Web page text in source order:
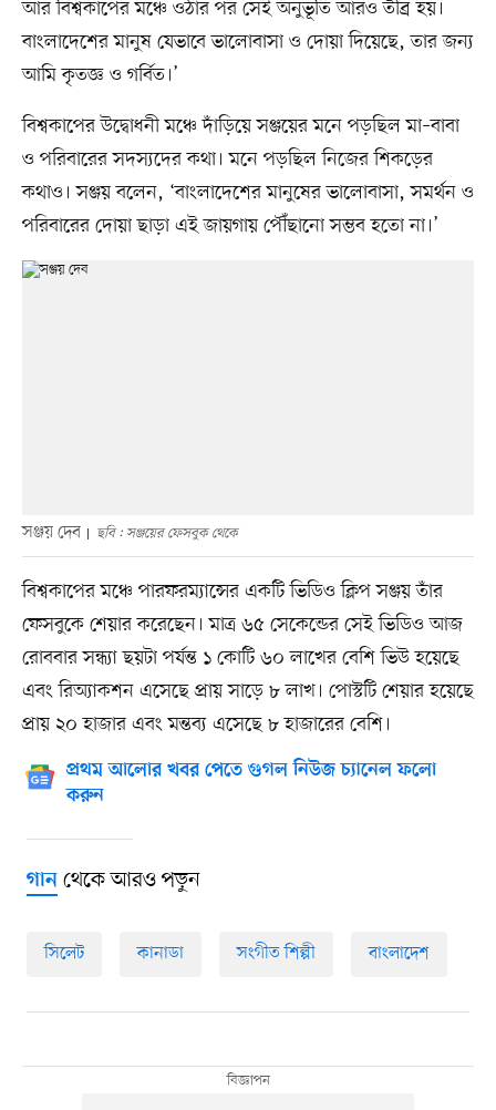
আর বিশ্বকাপের মঞ্চে ওঠার পর সেই অনুভূতি আরও তীব্র হয়।
বাংলাদেশের মানুষ যেভাবে ভালোবাসা ও দোয়া দিয়েছে, তার জন্য
আমি কৃতজ্ঞ ও গর্বিত।’
বিশ্বকাপের উদ্বোধনী মঞ্চে দাঁড়িয়ে সঞ্জয়ের মনে পড়ছিল মা–বাবা
ও পরিবারের সদস্যদের কথা। মনে পড়ছিল নিজের শিকড়ের
কথাও। সঞ্জয় বলেন, ‘বাংলাদেশের মানুষের ভালোবাসা, সমর্থন ও
পরিবারের দোয়া ছাড়া এই জায়গায় পৌঁছানো সম্ভব হতো না।’
সঞ্জয় দেব ছবি : সঞ্জয়ের ফেসবুক থেকে
বিশ্বকাপের মঞ্চে পারফরম্যান্সের একটি ভিডিও ক্লিপ সঞ্জয় তাঁর
ফেসবুকে শেয়ার করেছেন। মাত্র ৬৫ সেকেন্ডের সেই ভিডিও আজ
রোববার সন্ধ্যা ছয়টা পর্যন্ত ১ কোটি ৬০ লাখের বেশি ভিউ হয়েছে
এবং রিঅ্যাকশন এসেছে প্রায় সাড়ে ৮ লাখ। পোস্টটি শেয়ার হয়েছে
প্রায় ২০ হাজার এবং মন্তব্য এসেছে ৮ হাজারের বেশি।
প্রথম আলোর খবর পেতে গুগল নিউজ চ্যানেল ফলো
করুন
গানথেকে আরও পড়ুন
সিলেট কানাডা সংগীত শিল্পী বাংলাদেশ